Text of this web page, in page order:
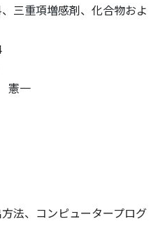
三重項増感剤、化合物およ
憲一
法、コンピュータープログ